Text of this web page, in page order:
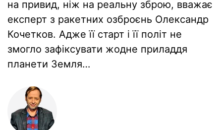
на привид, ніж на реальну зброю, вважає
експерт з ракетних озброєнь Олександр
Кочетков. Адже її старт і її політ не
змогло зафіксувати жодне приладдя
планети Земля…